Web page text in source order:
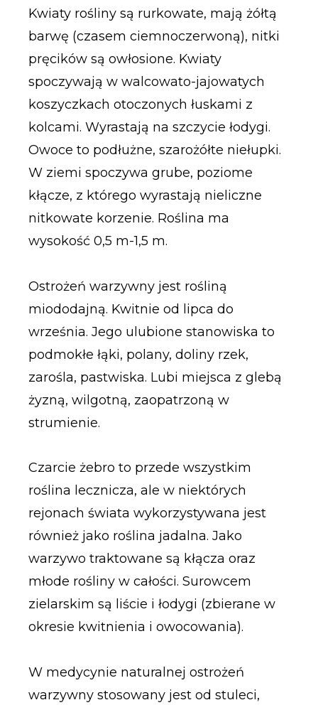
Kwiaty rośliny są rurkowate, mają żółtą
barwę (czasem ciemnoczerwoną), nitki
pręcików są owłosione. Kwiaty
spoczywają w walcowato-jajowatych
koszyczkach otoczonych łuskami z
kolcami. Wyrastają na szczycie łodygi.
Owoce to podłużne, szarożółte niełupki.
W ziemi spoczywa grube, poziome
kłącze, z którego wyrastają nieliczne
nitkowate korzenie. Roślina ma
wysokość 0,5 m-1,5 m.
Ostrożeń warzywny jest rośliną
miododajną. Kwitnie od lipca do
września. Jego ulubione stanowiska to
podmokłe łąki, polany, doliny rzek,
zarośla, pastwiska. Lubi miejsca z glebą
żyzną, wilgotną, zaopatrzoną w
strumienie.
Czarcie żebro to przede wszystkim
roślina lecznicza, ale w niektórych
rejonach świata wykorzystywana jest
również jako roślina jadalna. Jako
warzywo traktowane są kłącza oraz
młode rośliny w całości. Surowcem
zielarskim są liście i łodygi (zbierane w
okresie kwitnienia i owocowania).
W medycynie naturalnej ostrożeń
warzywny stosowany jest od stuleci,